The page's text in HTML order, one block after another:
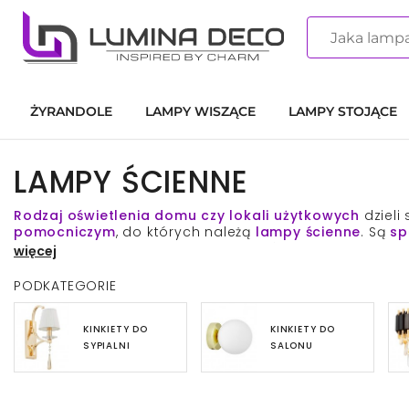
ŻYRANDOLE LAMPY WISZĄCE LAMPY STOJĄCE
LAMPY ŚCIENNE
Rodzaj oświetlenia domu czy lokali użytkowych dzieli
pomocniczym, do których należą lampy ścienne. Są
zamontowanie dodatkowych punktów świetlnych. Ich
kawiarniach, hotelach czy restauracjach
światła daje oświetlenie główne pomieszczenia, a ile
sklep oferuje kinkietyw dużych oraz standardowych
bez znaczenia, gdyż
e z
poświatę
.Kolorystyka lamp ściennychwLUMINA
proces
zakupu i doboru lampy odpowiedniej pod
więcej
PODKATEGORIE
KINKIETY DO
SYPIALNI
KINKIETY DO
SALONU